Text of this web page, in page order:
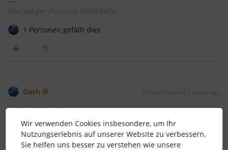
Ehemaliger Personio Mitarbeiter
1 Personen gefällt dies
Dash Forum|Forum|3 years ago
Hallo@Elfoundi,
das ist wirklich eine schwierige Frage. Wie@Marc
gesagt hat, da wird es auch schnell rechtlich.
Wir verwenden Cookies insbesondere, um Ihr
Nutzungserlebnis auf unserer Website zu verbessern.
Sie helfen uns besser zu verstehen wie unsere